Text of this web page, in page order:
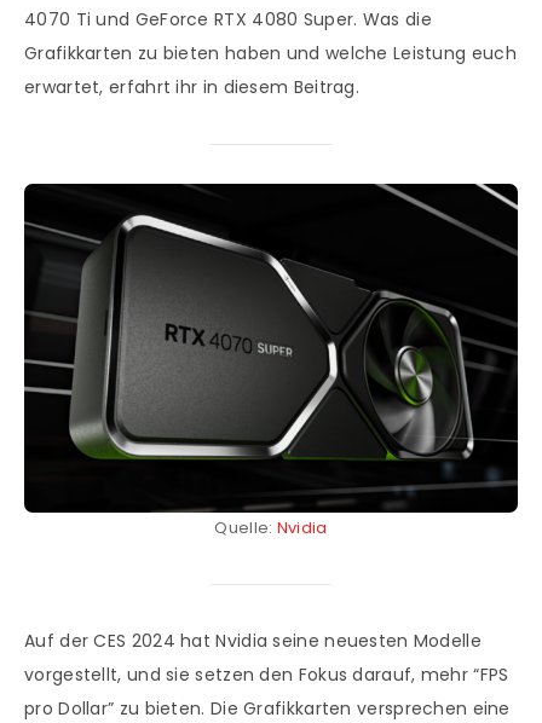
4070 Ti und GeForce RTX 4080 Super. Was die
Grafikkarten zu bieten haben und welche Leistung euch
erwartet, erfahrt ihr in diesem Beitrag.
Quelle: Nvidia
Auf der CES 2024 hat Nvidia seine neuesten Modelle
vorgestellt, und sie setzen den Fokus darauf, mehr “FPS
pro Dollar” zu bieten. Die Grafikkarten versprechen eine